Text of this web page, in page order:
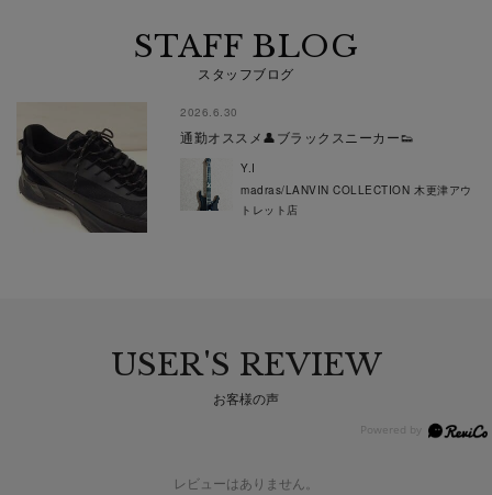
STAFF BLOG
スタッフブログ
2026.6.30
通勤オススメ👤ブラックスニーカー👟
Y.I
madras/LANVIN COLLECTION 木更津アウ
トレット店
USER'S REVIEW
お客様の声
レビューはありません。